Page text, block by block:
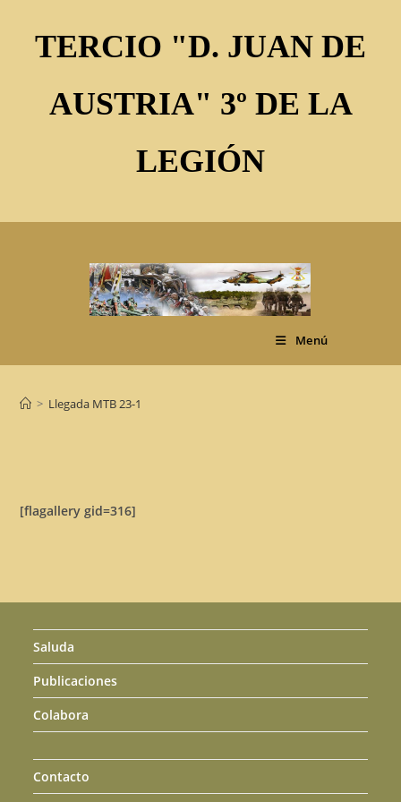
contenidoTERCIO "D. JUAN DE
AUSTRIA" 3º DE LA
LEGIÓN
Menú
> Llegada MTB 23-1
[flagallery gid=316]
Saluda
Publicaciones
Colabora
Contacto